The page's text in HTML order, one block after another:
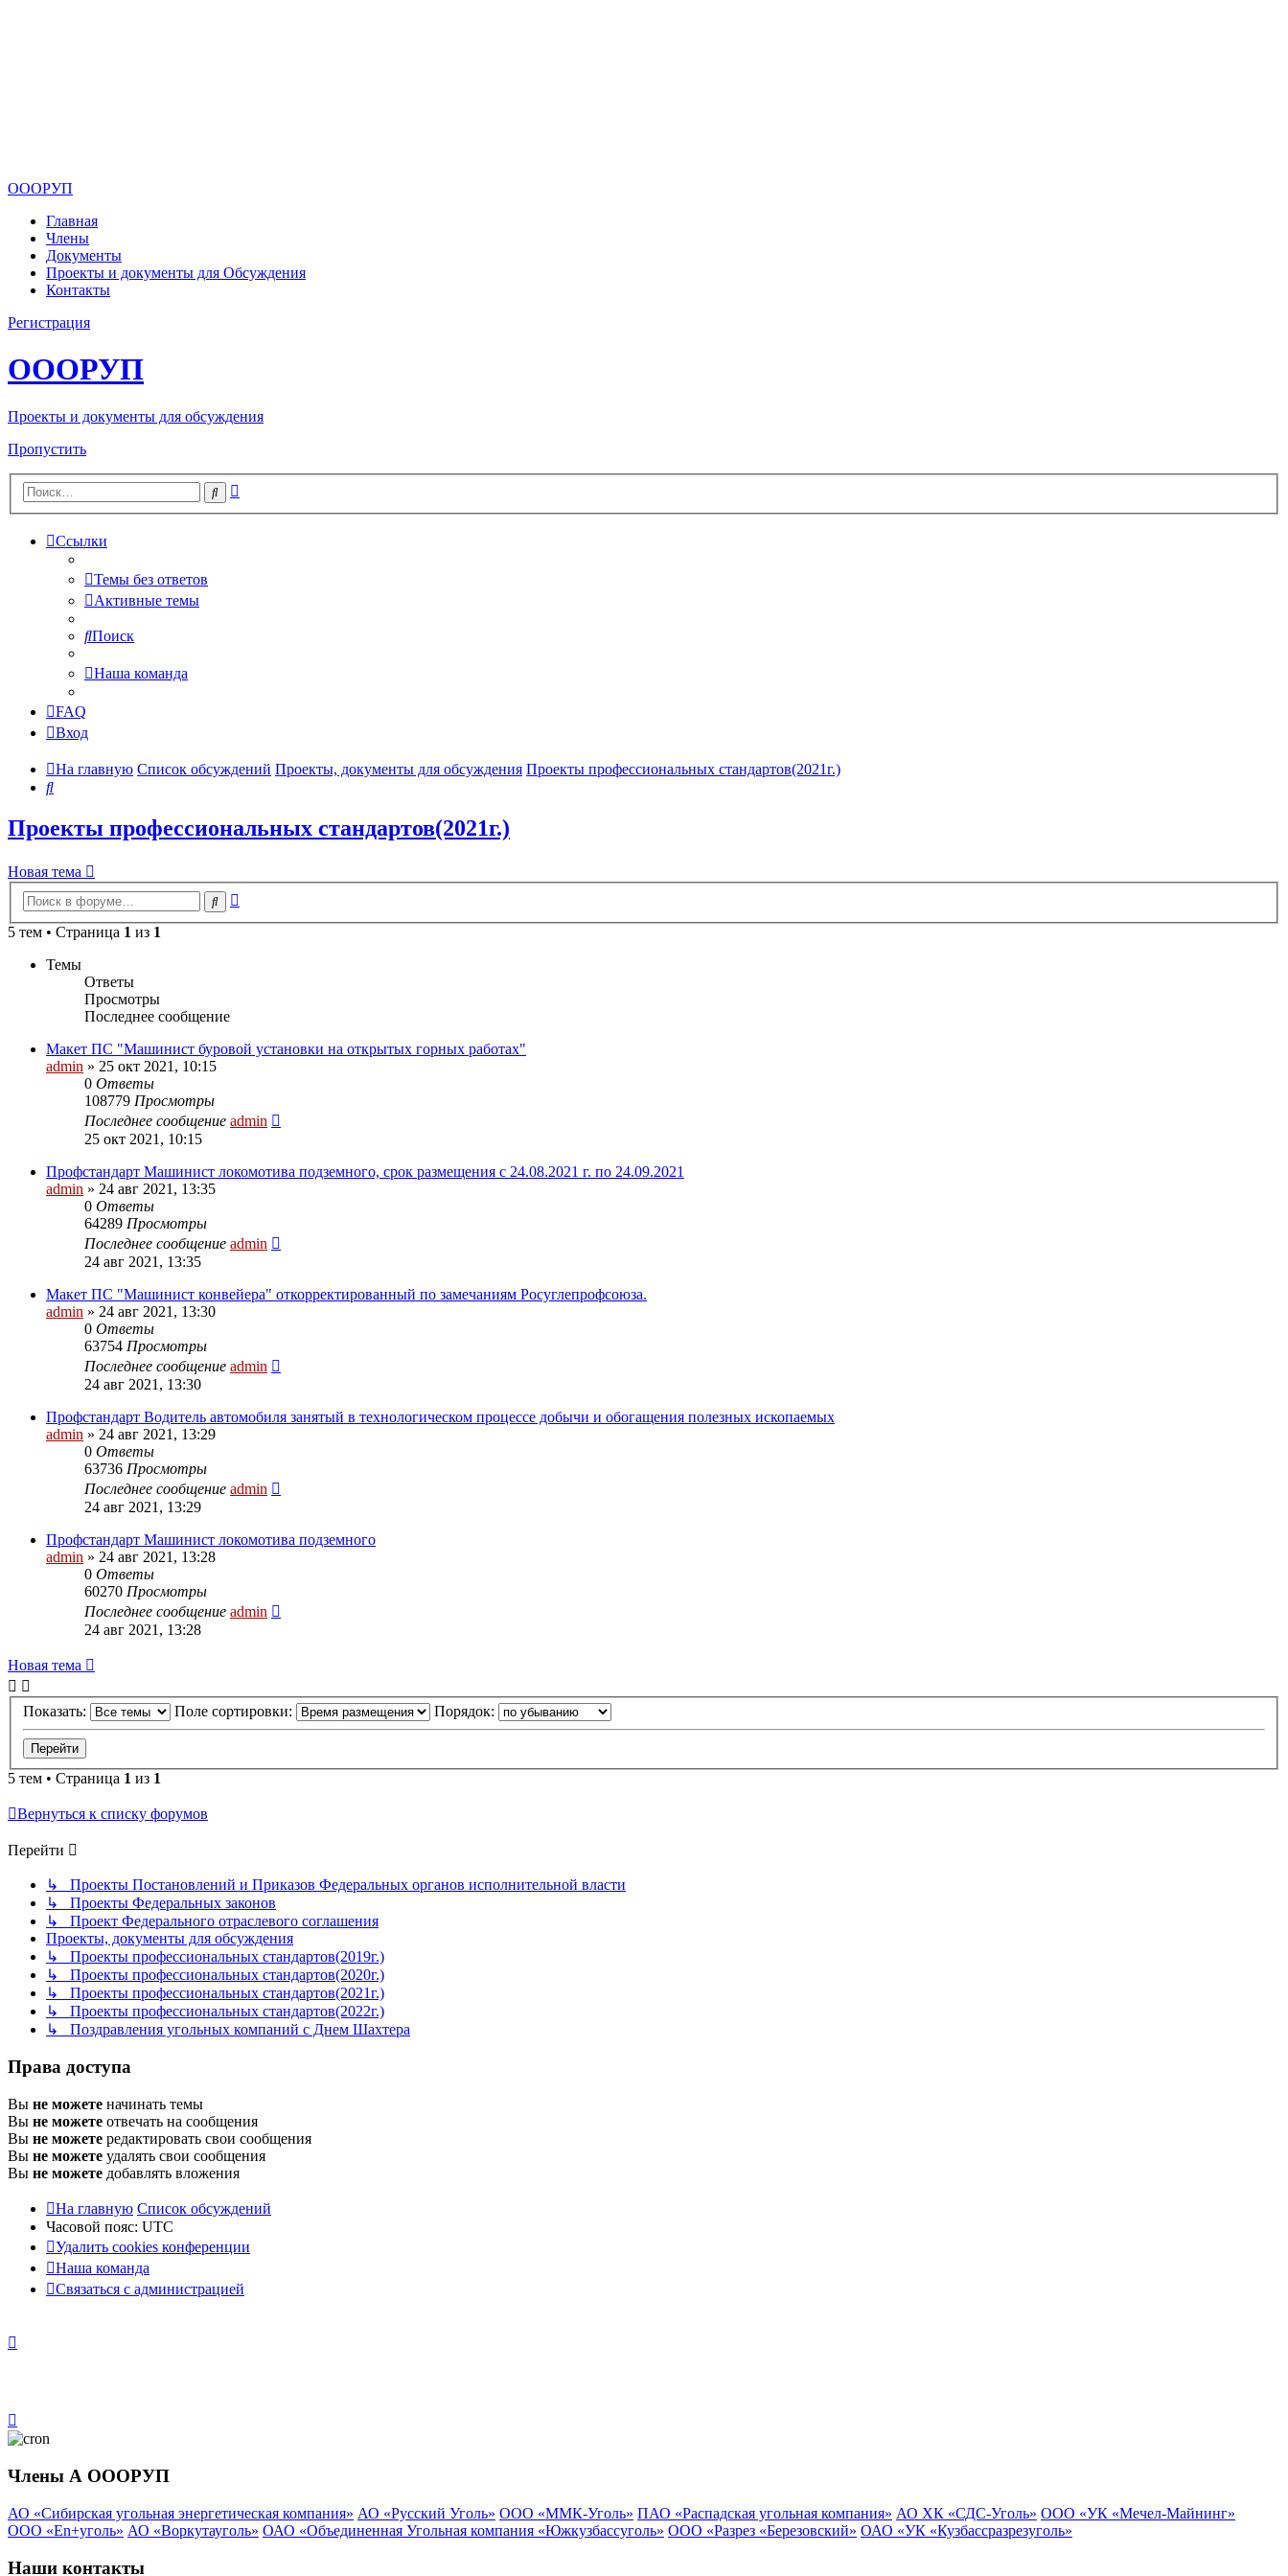
ОООРУП
Главная
Члены
Документы
Проекты и документы для Обсуждения
Контакты
Регистрация
ОООРУП
Проекты и документы для обсуждения
Пропустить
Поиск
Ссылки
Темы без ответов
Активные темы
Поиск
Наша команда
FAQ
Вход
На главную Список обсуждений Проекты, документы для обсуждения Проекты профессиональных стандартов(2021г.)
Поиск
Проекты профессиональных стандартов(2021г.)
Новая тема
Поиск
5 тем • Страница 1 из 1
Темы
Ответы
Просмотры
Последнее сообщение
Макет ПС "Машинист буровой установки на открытых горных работах"
admin » 25 окт 2021, 10:15
0 Ответы
108779 Просмотры
Последнее сообщение admin
25 окт 2021, 10:15
Профстандарт Машинист локомотива подземного, срок размещения с 24.08.2021 г. по 24.09.2021
admin » 24 авг 2021, 13:35
0 Ответы
64289 Просмотры
Последнее сообщение admin
24 авг 2021, 13:35
Макет ПС "Машинист конвейера" откорректированный по замечаниям Росуглепрофсоюза.
admin » 24 авг 2021, 13:30
0 Ответы
63754 Просмотры
Последнее сообщение admin
24 авг 2021, 13:30
Профстандарт Водитель автомобиля занятый в технологическом процессе добычи и обогащения полезных ископаемых
admin » 24 авг 2021, 13:29
0 Ответы
63736 Просмотры
Последнее сообщение admin
24 авг 2021, 13:29
Профстандарт Машинист локомотива подземного
admin » 24 авг 2021, 13:28
0 Ответы
60270 Просмотры
Последнее сообщение admin
24 авг 2021, 13:28
Новая тема
Показать: Поле сортировки: Порядок:
5 тем • Страница 1 из 1
Вернуться к списку форумов
Перейти
↳ Проекты Постановлений и Приказов Федеральных органов исполнительной власти
↳ Проекты Федеральных законов
↳ Проект Федерального отраслевого соглашения
Проекты, документы для обсуждения
↳ Проекты профессиональных стандартов(2019г.)
↳ Проекты профессиональных стандартов(2020г.)
↳ Проекты профессиональных стандартов(2021г.)
↳ Проекты профессиональных стандартов(2022г.)
↳ Поздравления угольных компаний с Днем Шахтера
Права доступа
Вы не можете начинать темы
Вы не можете отвечать на сообщения
Вы не можете редактировать свои сообщения
Вы не можете удалять свои сообщения
Вы не можете добавлять вложения
На главную Список обсуждений
Часовой пояс: UTC
Удалить cookies конференции
Наша команда
Связаться с администрацией
Члены А ОООРУП
АО «Сибирская угольная энергетическая компания» АО «Русский Уголь» ООО «ММК-Уголь» ПАО «Распадская угольная компания» АО ХК «СДС-Уголь» ООО «УК «Мечел-Майнинг»
ООО «En+уголь» АО «Воркутауголь» ОАО «Объединенная Угольная компания «Южкузбассуголь» ООО «Разрез «Березовский» ОАО «УК «Кузбассразрезуголь»
Наши контакты